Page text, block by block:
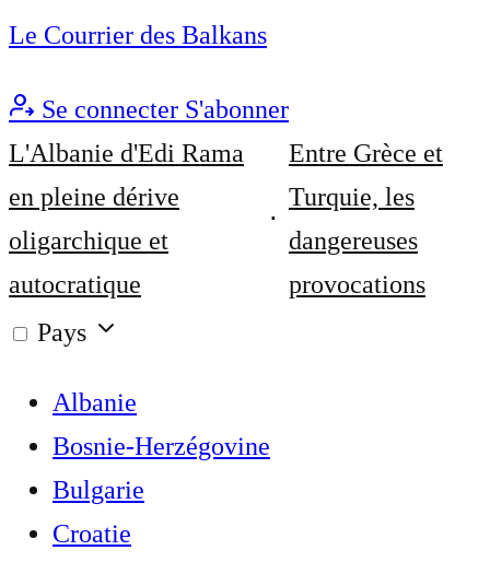
Le Courrier des Balkans
Se connecter S'abonner
L'Albanie d'Edi Rama
en pleine dérive
oligarchique et
autocratique
Entre Grèce et
Turquie, les
dangereuses
provocations
Pays
Albanie
Bosnie-Herzégovine
Bulgarie
Croatie